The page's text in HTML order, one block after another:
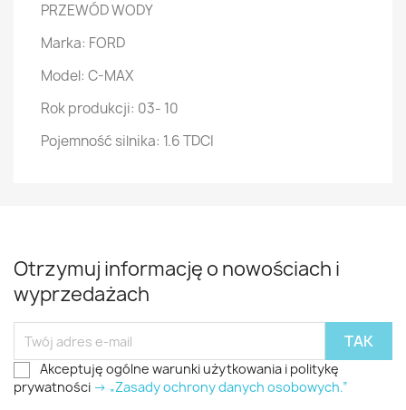
PRZEWÓD WODY
Marka: FORD
Model: C-MAX
Rok produkcji: 03- 10
Pojemność silnika: 1.6 TDCI
Otrzymuj informację o nowościach i
wyprzedażach
Akceptuję ogólne warunki użytkowania i politykę
prywatności -> „Zasady ochrony danych osobowych.”